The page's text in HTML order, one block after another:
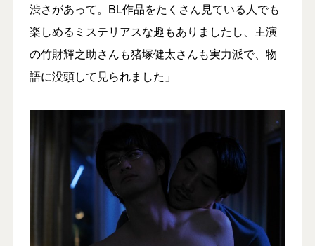
渋さがあって。BL作品をたくさん見ている人でも
楽しめるミステリアスな趣もありましたし、主演
の竹財輝之助さんも猪塚健太さんも実力派で、物
語に没頭して見られました」